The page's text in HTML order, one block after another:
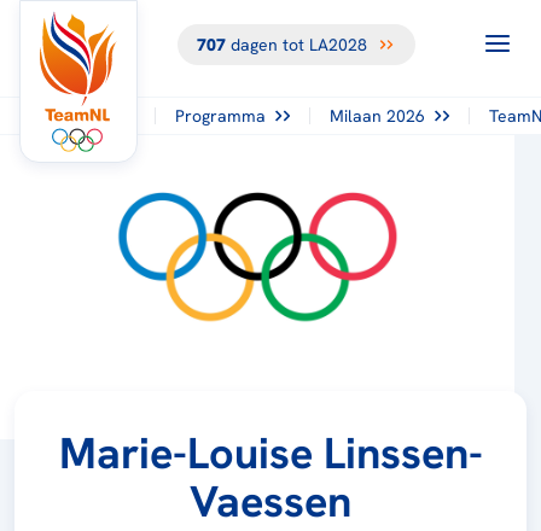
707dagen tot LA2028
Programma Milaan 2026
Marie-Louise Linssen-
Vaessen